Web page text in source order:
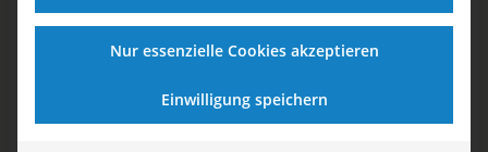
Für das Synchro Duett Marlene Bojer und
Daniela Reinhardt geht es im März 2021
Erst seit 1984 gehört Synchronschwimmen zum
Nur essenzielle Cookies akzeptieren
Einwilligung speichern